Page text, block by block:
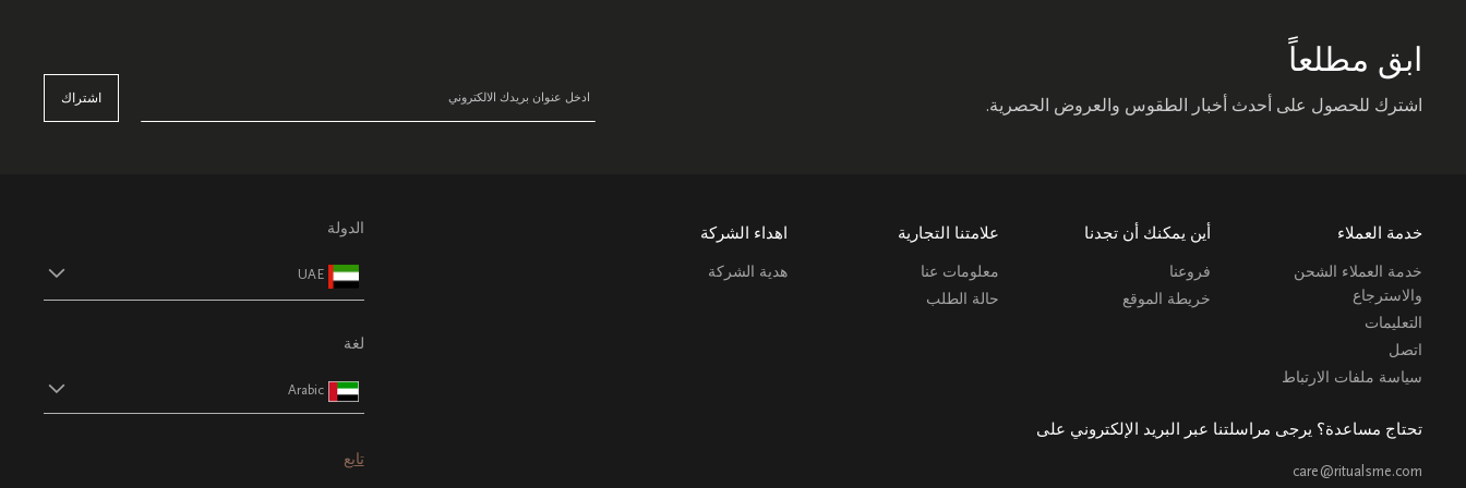
ابق مطلعاً
اشترك للحصول على أحدث أخبار الطقوس والعروض الحصرية. اشتراك
خدمة العملاء
خدمة العملاء الشحن
والاسترجاع
التعليمات
اتصل
سياسة ملفات الارتباط
أين يمكنك أن تجدنا
فروعنا
خريطة الموقع
علامتنا التجارية
معلومات عنا
حالة الطلب
اهداء الشركة
هدية الشركة
تحتاج مساعدة؟ يرجى مراسلتنا عبر البريد الإلكتروني على
care@ritualsme.com
الدولة
UAE
لغة
Arabic
تابع